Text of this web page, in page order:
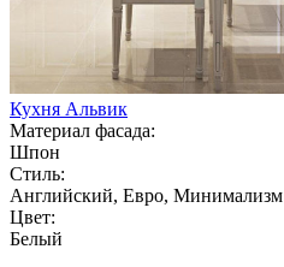
Кухня Альвик
Материал фасада:
Шпон
Стиль:
Английский, Евро, Минимализм
Цвет:
Белый